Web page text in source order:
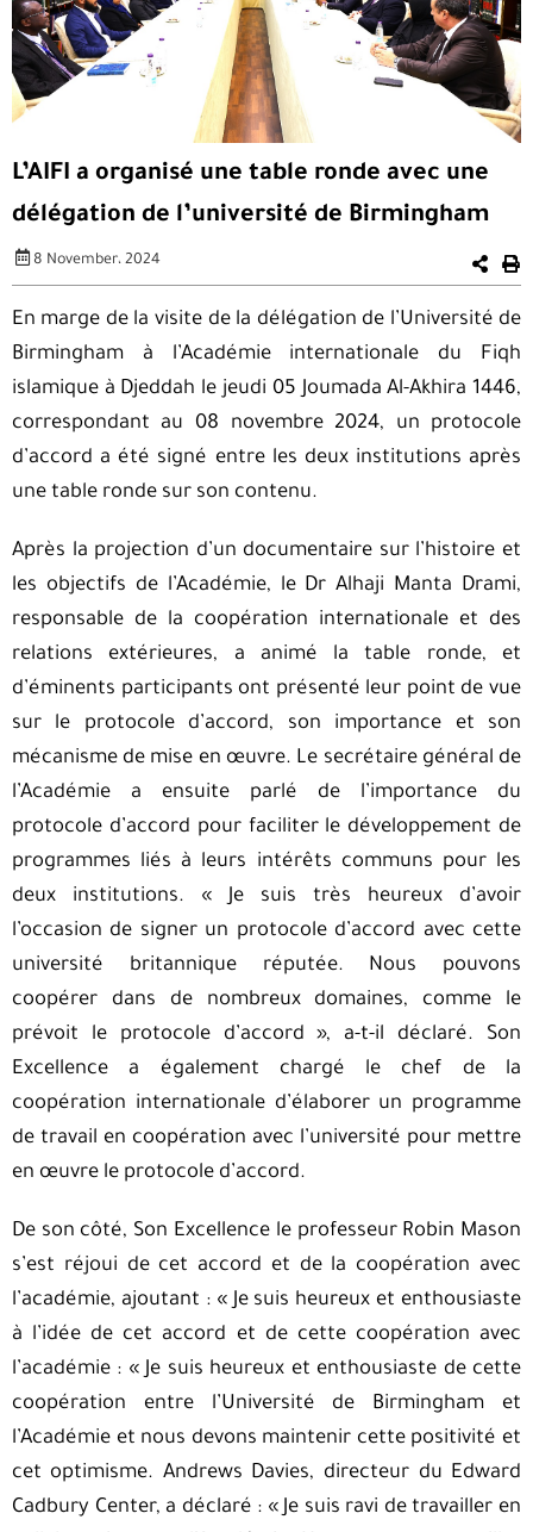
L’AIFI a organisé une table ronde avec une
délégation de l’université de Birmingham
8 November، 2024
En marge de la visite de la délégation de l’Université de
Birmingham à l’Académie internationale du Fiqh
islamique à Djeddah le jeudi 05 Joumada Al-Akhira 1446,
correspondant au 08 novembre 2024, un protocole
d’accord a été signé entre les deux institutions après
une table ronde sur son contenu.
Après la projection d’un documentaire sur l’histoire et
les objectifs de l’Académie, le Dr Alhaji Manta Drami,
responsable de la coopération internationale et des
relations extérieures, a animé la table ronde, et
d’éminents participants ont présenté leur point de vue
sur le protocole d’accord, son importance et son
mécanisme de mise en œuvre. Le secrétaire général de
l’Académie a ensuite parlé de l’importance du
protocole d’accord pour faciliter le développement de
programmes liés à leurs intérêts communs pour les
deux institutions. « Je suis très heureux d’avoir
l’occasion de signer un protocole d’accord avec cette
université britannique réputée. Nous pouvons
coopérer dans de nombreux domaines, comme le
prévoit le protocole d’accord », a-t-il déclaré. Son
Excellence a également chargé le chef de la
coopération internationale d’élaborer un programme
de travail en coopération avec l’université pour mettre
en œuvre le protocole d’accord.
De son côté, Son Excellence le professeur Robin Mason
s’est réjoui de cet accord et de la coopération avec
l’académie, ajoutant : « Je suis heureux et enthousiaste
à l’idée de cet accord et de cette coopération avec
l’académie : « Je suis heureux et enthousiaste de cette
coopération entre l’Université de Birmingham et
l’Académie et nous devons maintenir cette positivité et
cet optimisme. Andrews Davies, directeur du Edward
Cadbury Center, a déclaré : « Je suis ravi de travailler en